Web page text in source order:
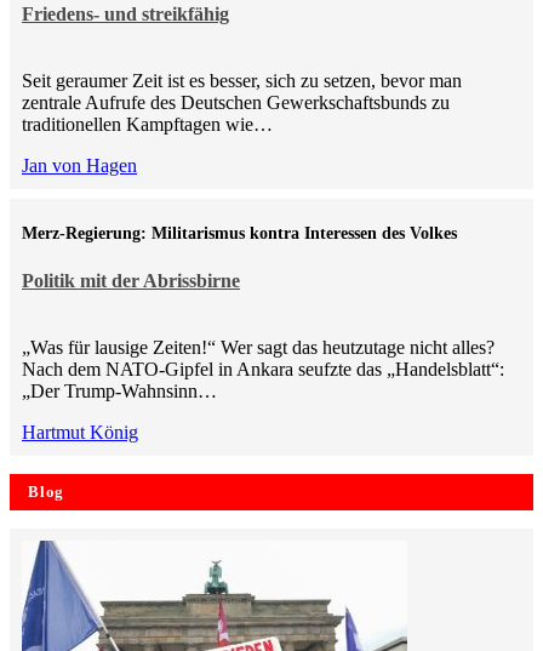
Friedens- und streikfähig
Seit geraumer Zeit ist es besser, sich zu setzen, bevor man
zentrale Aufrufe des Deutschen Gewerkschaftsbunds zu
traditionellen Kampftagen wie…
Jan von Hagen
Politik mit der Abrissbirne
Merz-Regierung: Militarismus kontra Inte­ressen des Volkes
„Was für lausige Zeiten!“ Wer sagt das heutzutage nicht alles?
Nach dem NATO-Gipfel in Ankara seufzte das „Handelsblatt“:
„Der Trump-Wahnsinn…
Hartmut König
Blog